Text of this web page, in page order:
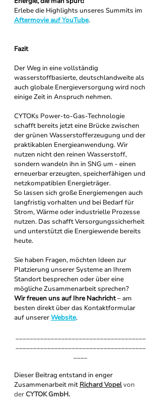
Erlebe die Highlights unseres Summits im
Aftermovie auf YouTube.
Fazit
Der Weg in eine vollständig
wasserstoffbasierte, deutschlandweite als
auch globale Energieversorgung wird noch
einige Zeit in Anspruch nehmen.
CYTOKs Power-to-Gas-Technologie
schafft bereits jetzt eine Brücke zwischen
der grünen Wasserstofferzeugung und der
praktikablen Energieanwendung. Wir
nutzen nicht den reinen Wasserstoff,
sondern wandeln ihn in SNG um - einen
erneuerbar erzeugten, speicherfähigen und
netzkompatiblen Energieträger.
So lassen sich große Energiemengen auch
langfristig vorhalten und bei Bedarf für
Strom, Wärme oder industrielle Prozesse
nutzen. Das schafft Versorgungssicherheit
und unterstützt die Energiewende bereits
heute.
Sie haben Fragen, möchten Ideen zur
Platzierung unserer Systeme an Ihrem
Standort besprechen oder über eine
mögliche Zusammenarbeit sprechen?
Wir freuen uns auf Ihre Nachricht – am
besten direkt über das Kontaktformular
auf unserer Website.
_____________________________________
_____________________________________
____
Dieser Beitrag entstand in enger
Zusammenarbeit mit Richard Vopel von
der CYTOK GmbH.